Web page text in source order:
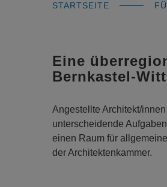
STARTSEITE
Eine
Bernkastel-
Angestellte Architekt/
unterscheidende
einen Raum für
der Architektenkammer.